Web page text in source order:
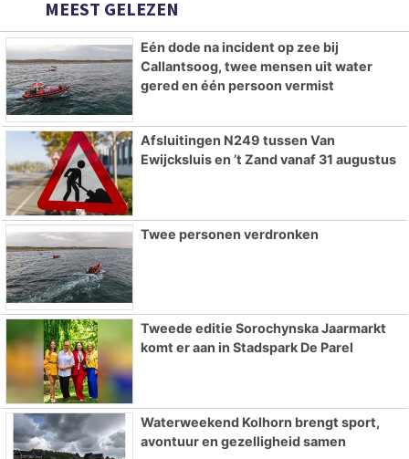
MEEST GELEZEN
Eén dode na incident op zee bij
Callantsoog, twee mensen uit water
gered en één persoon vermist
Afsluitingen N249 tussen Van
Ewijcksluis en ’t Zand vanaf 31 augustus
Twee personen verdronken
Tweede editie Sorochynska Jaarmarkt
komt er aan in Stadspark De Parel
Waterweekend Kolhorn brengt sport,
avontuur en gezelligheid samen